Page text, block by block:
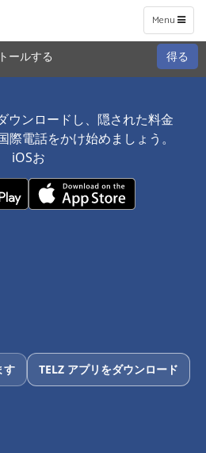
Toggle
navigation
Menu
ールする 得る
ウンロードし、隠された料金
際電話をかけ始めましょう。
iOSお
す TELZ アプリをダウンロード